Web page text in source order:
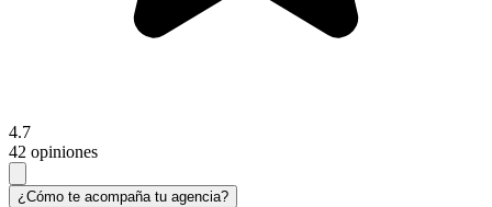
4.7
42 opiniones
¿Cómo te acompaña tu agencia?